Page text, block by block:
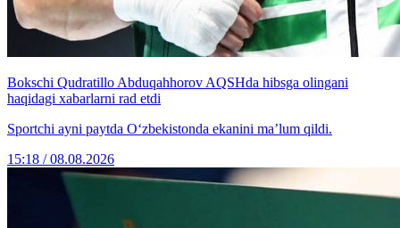
Bokschi Qudratillo Abduqahhorov AQSHda hibsga olingani
haqidagi xabarlarni rad etdi
Sportchi ayni paytda O‘zbekistonda ekanini ma’lum qildi.
15:18 / 08.08.2026